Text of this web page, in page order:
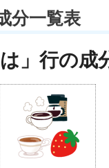
分一覧表
は」行の成